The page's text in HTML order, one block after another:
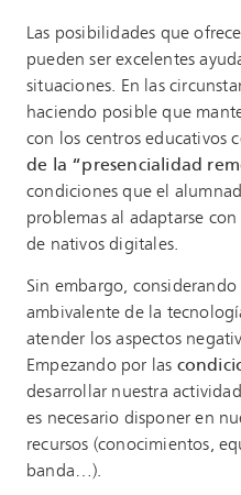
Las posibilidades que
pueden ser excelentes
situaciones. En las
haciendo posible que
con los centros educativos
de la “presencialidad
condiciones que el
problemas al adaptarse
de nativos digitales.
Sin embargo,
ambivalente de la
atender los aspectos
Empezando por las
desarrollar nuestra
es necesario disponer en
recursos (conocimientos,
banda…).